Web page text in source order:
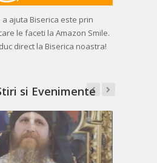
a ajuta Biserica este prin
le faceti la Amazon Smile.
direct la Biserica noastra!
si Evenimente